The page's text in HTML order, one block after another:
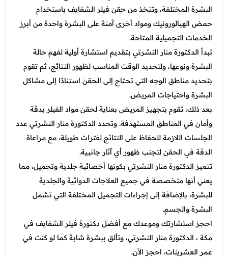
البشرة المختلفة، وتتخذ من حقن فيلر الشفايف باستخدام
حمض الهيالورونيك ومواد أخرى آمنة على البشرة واحدة من أبرز
الخدمات التجميلية المتاحة.
تبدأ الدكتورة منار النشرتي بتقديم استشارة أولية لفهم حالة
البشرة ونوعها، ولتحديد الوقت المناسب لظهور النتائج، ثم تقوم
بتحديد مناطق الوجه التي تحتاج إلى الحقن استنادًا إلى مشاكل
البشرة واحتياجات المريض.
بعد ذلك، تقوم بتجهيز المريض بعناية لحقن مواد الفيلر بدقة
وأمان في المناطق المستهدفة. وتحدد الدكتورة منار النشرتي عدد
الجلسات اللازمة للحفاظ على النتائج لفترات طويلة، مع مراعاة
الدقة في الحقن لتجنب ظهور أي آثار جانبية.
تتميز الدكتورة منار النشرتي بكونها أخصائية جلدية وتجميل، مما
يعني أنها متخصصة في جميع العلاجات الدوائية والجلدية
للبشرة، بالإضافة إلى إجراءات التجميل المختلفة التي تشمل
البشرة والجسم.
احجز استشارتك وموعدك مع أفضل دكتورة فيلر الشفايف في
مكة ، الدكتورة منار النشرتي، وتألق ببشرة شابة كما لو كنت في
عمر العشرينات، احجز الآن.